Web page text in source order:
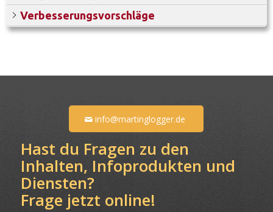
Verbesserungsvorschläge
info@martinglogger.de
Hast du Fragen zu den
Inhalten, Infoprodukten und
Diensten?
Frage jetzt online!